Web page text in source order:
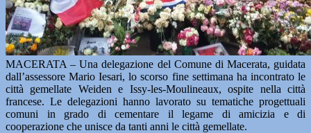
MACERATA – Una delegazione del Comune di Macerata, guidata
dall’assessore Mario Iesari, lo scorso fine settimana ha incontrato le
città gemellate Weiden e Issy-les-Moulineaux, ospite nella città
francese. Le delegazioni hanno lavorato su tematiche progettuali
comuni in grado di cementare il legame di amicizia e di
cooperazione che unisce da tanti anni le città gemellate.